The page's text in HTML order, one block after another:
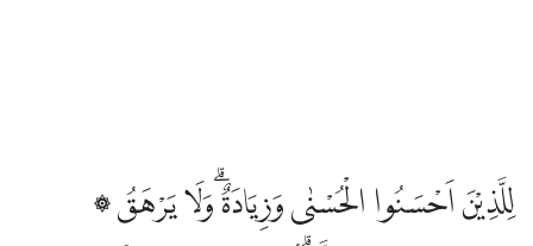
۞ لِلَّذِيْنَ اَحْسَنُوا الْحُسْنٰى وَزِيَادَةٌ ۗوَلَا يَرْهَقُ